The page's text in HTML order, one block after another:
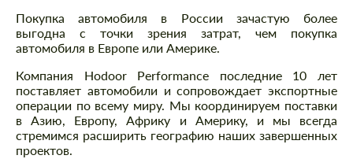
Покупка автомобиля в России зачастую более
выгодна с точки зрения затрат, чем покупка
автомобиля в Европе или Америке.
Компания Hodoor Performance последние 10 лет
поставляет автомобили и сопровождает экспортные
операции по всему миру. Мы координируем поставки
в Азию, Европу, Африку и Америку, и мы всегда
стремимся расширить географию наших завершенных
проектов.